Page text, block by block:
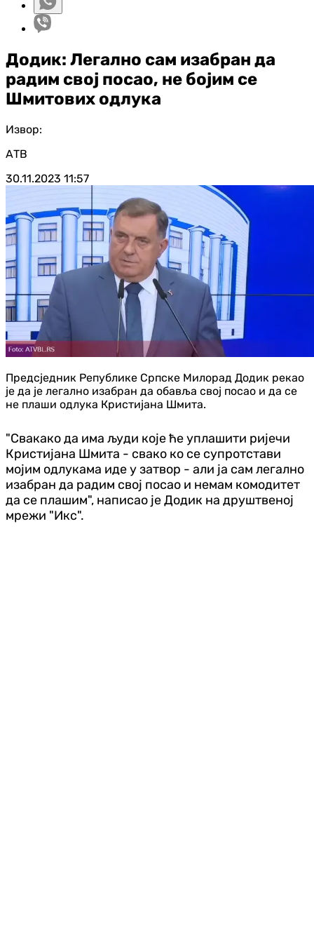
Додик: Легално сам изабран да
радим свој посао, не бојим се
Шмитових одлука
Извор:
АТВ
30.11.2023 11:57
Предсједник Републике Српске Милорад Додик рекао
је да је легално изабран да обавља свој посао и да се
не плаши одлука Кристијана Шмита.
"Свакако да има људи које ће уплашити ријечи
Кристијана Шмита - свако ко се супротстави
мојим одлукама иде у затвор - али ја сам легално
изабран да радим свој посао и немам комодитет
да се плашим", написао је Додик на друштвеној
мрежи "Икс".